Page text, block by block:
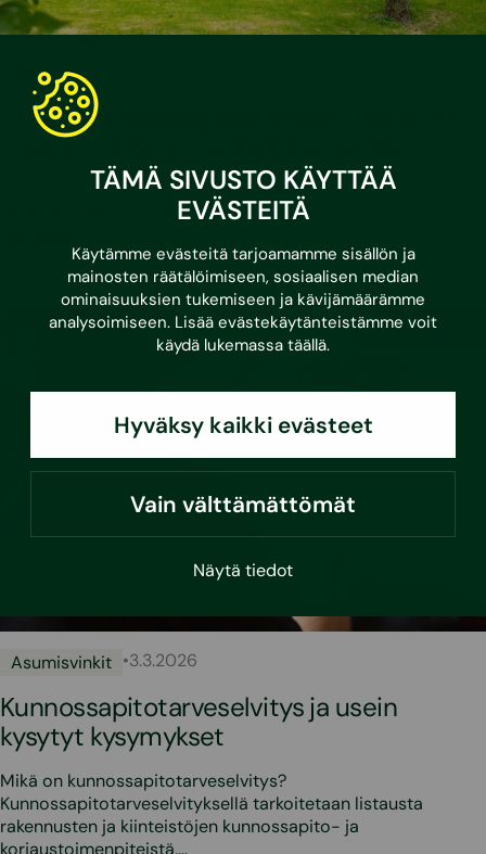
TÄMÄ SIVUSTO KÄYTTÄÄ
EVÄSTEITÄ
Käytämme evästeitä tarjoamamme sisällön ja
mainosten räätälöimiseen, sosiaalisen median
ominaisuuksien tukemiseen ja kävijämäärämme
analysoimiseen. Lisää evästekäytänteistämme voit
käydä lukemassa täällä.
Hyväksy kaikki evästeet
Vain välttämättömät
Näytä tiedot
Asumisvinkit
Taloyhtiön energiaremonttiin uusi avustus
– jopa 4 000 euroa asuntoa kohden
Sopisiko avustus sinun taloyhtiöösi? Varaa maksuton
alkukeskustelu asiantuntijamme kanssa!
Asumisvinkit •3.3.2026
Kunnossapitotarveselvitys ja usein
kysytyt kysymykset
Mikä on kunnossapitotarveselvitys?
Kunnossapitotarveselvityksellä tarkoitetaan listausta
rakennusten ja kiinteistöjen kunnossapito- ja